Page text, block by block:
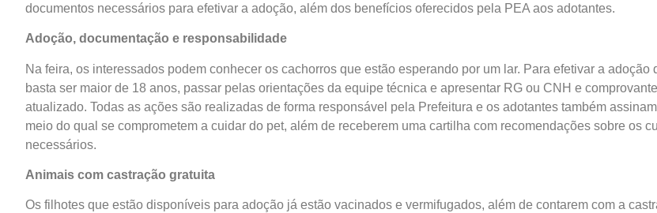
documentos necessários para efetivar a adoção, além dos benefícios oferecidos pela PEA aos adotantes.
Adoção, documentação e responsabilidade
Na feira, os interessados podem conhecer os cachorros que estão esperando por um lar. Para efetivar a adoção
basta ser maior de 18 anos, passar pelas orientações da equipe técnica e apresentar RG ou CNH e
atualizado. Todas as ações são realizadas de forma responsável pela Prefeitura e os adotantes também
meio do qual se comprometem a cuidar do pet, além de receberem uma cartilha com recomendações sobre os
necessários.
Animais com castração gratuita
Os filhotes que estão disponíveis para adoção já estão vacinados e vermifugados, além de contarem com a